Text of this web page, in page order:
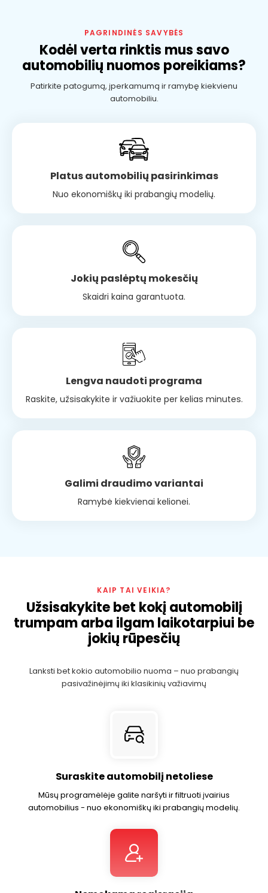
PAGRINDINĖS SAVYBĖS
Kodėl verta rinktis mus savo
automobilių nuomos poreikiams?
Patirkite patogumą, įperkamumą ir ramybę kiekvienu
automobiliu.
Platus automobilių pasirinkimas
Nuo ekonomiškų iki prabangių modelių.
Jokių paslėptų mokesčių
Skaidri kaina garantuota.
Lengva naudoti programa
Raskite, užsisakykite ir važiuokite per kelias minutes.
Galimi draudimo variantai
Ramybė kiekvienai kelionei.
KAIP TAI VEIKIA?
Užsisakykite bet kokį automobilį
trumpam arba ilgam laikotarpiui be
jokių rūpesčių
Lanksti bet kokio automobilio nuoma – nuo ​​prabangių
pasivažinėjimų iki klasikinių važiavimų
Suraskite automobilį netoliese
Mūsų programėlėje galite naršyti ir filtruoti įvairius
automobilius - nuo ekonomiškų iki prabangių modelių.